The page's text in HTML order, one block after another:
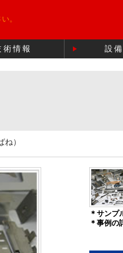
。
術情報 設
ね）
＊サンプ
＊事例の